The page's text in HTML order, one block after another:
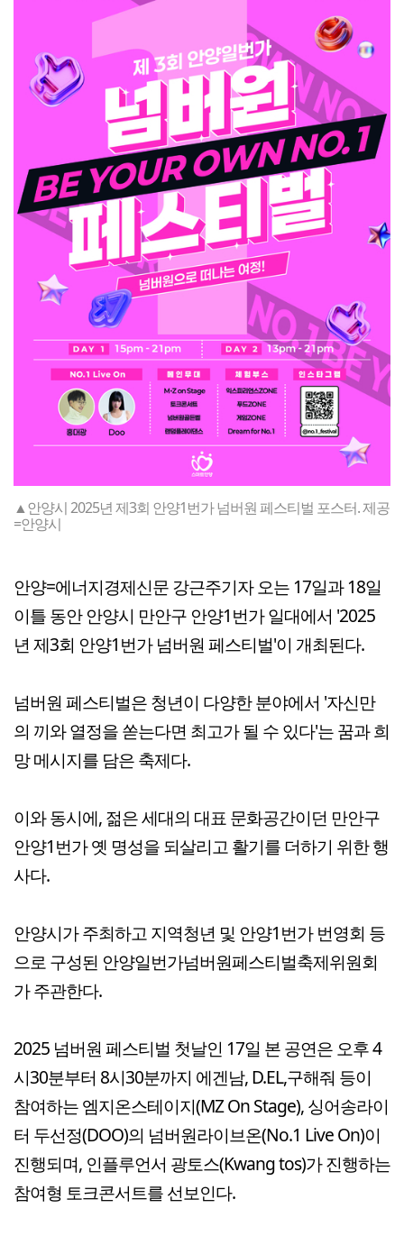
▲안양시 2025년 제3회 안양1번가 넘버원 페스티벌 포스터. 제공
=안양시
안양=에너지경제신문 강근주기자 오는 17일과 18일
이틀 동안 안양시 만안구 안양1번가 일대에서 '2025
년 제3회 안양1번가 넘버원 페스티벌'이 개최된다.
넘버원 페스티벌은 청년이 다양한 분야에서 '자신만
의 끼와 열정을 쏟는다면 최고가 될 수 있다'는 꿈과 희
망 메시지를 담은 축제다.
이와 동시에, 젊은 세대의 대표 문화공간이던 만안구
안양1번가 옛 명성을 되살리고 활기를 더하기 위한 행
사다.
안양시가 주최하고 지역청년 및 안양1번가 번영회 등
으로 구성된 안양일번가넘버원페스티벌축제위원회
가 주관한다.
2025 넘버원 페스티벌 첫날인 17일 본 공연은 오후 4
시30분부터 8시30분까지 에겐남, D.EL,구해줘 등이
참여하는 엠지온스테이지(MZ On Stage), 싱어송라이
터 두선정(DOO)의 넘버원라이브온(No.1 Live On)이
진행되며, 인플루언서 광토스(Kwang tos)가 진행하는
참여형 토크콘서트를 선보인다.